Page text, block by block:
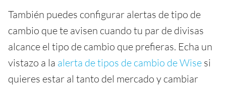
También puedes configurar alertas de tipo de
cambio que te avisen cuando tu par de divisas
alcance el tipo de cambio que prefieras. Echa un
vistazo a la alerta de tipos de cambio de Wise si
quieres estar al tanto del mercado y cambiar